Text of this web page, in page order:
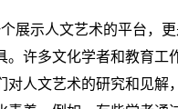
展示人文艺术的平台，
。许多文化学者和教育工
对人文艺术的研究和见解